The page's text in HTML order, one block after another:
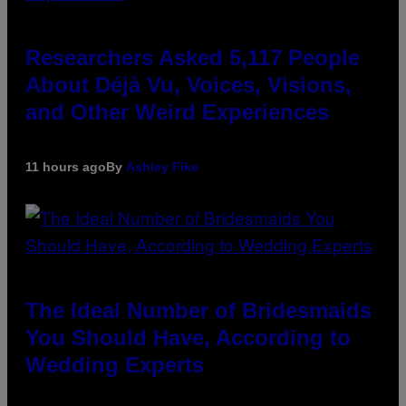
Researchers Asked 5,117 People
About Déjà Vu, Voices, Visions,
and Other Weird Experiences
11 hours agoBy Ashley Fike
The Ideal Number of Bridesmaids
You Should Have, According to
Wedding Experts